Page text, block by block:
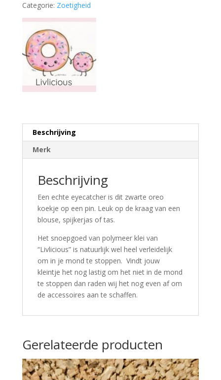
Categorie: Zoetigheid
Beschrijving
Merk
Beschrijving
Een echte eyecatcher is dit zwarte oreo
koekje op een pin. Leuk op de kraag van een
blouse, spijkerjas of tas.
Het snoepgoed van polymeer klei van
“Livlicious” is natuurlijk wel heel verleidelijk
om in je mond te stoppen. Vindt jouw
kleintje het nog lastig om het niet in de mond
te stoppen dan raden wij het nog even af om
de accessoires aan te schaffen.
Gerelateerde producten